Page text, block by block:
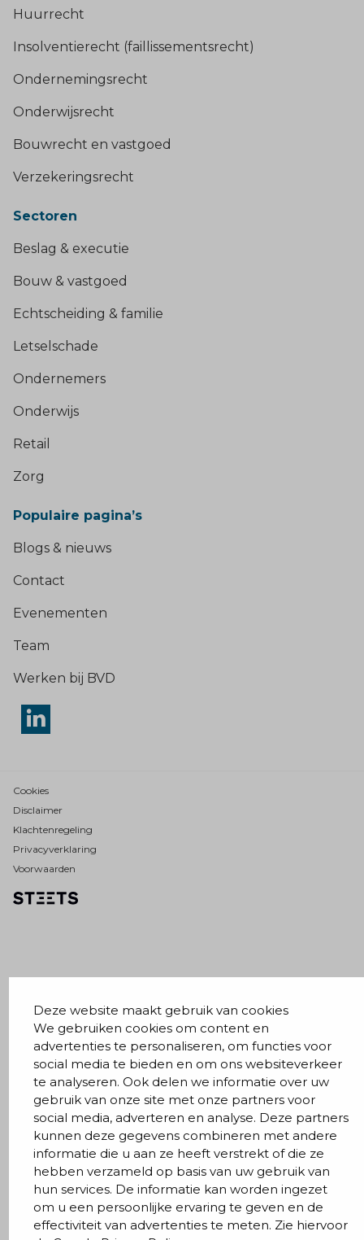
Deze website maakt gebruik van cookies
We gebruiken cookies om content en
advertenties te personaliseren, om functies voor
social media te bieden en om ons websiteverkeer
te analyseren. Ook delen we informatie over uw
gebruik van onze site met onze partners voor
social media, adverteren en analyse. Deze partners
kunnen deze gegevens combineren met andere
informatie die u aan ze heeft verstrekt of die ze
hebben verzameld op basis van uw gebruik van
hun services. De informatie kan worden ingezet
om u een persoonlijke ervaring te geven en de
effectiviteit van advertenties te meten. Zie hiervoor
Huurrecht
Insolventierecht (faillissementsrecht)
Ondernemingsrecht
Onderwijsrecht
Bouwrecht en vastgoed
Verzekeringsrecht
Sectoren
Beslag & executie
Bouw & vastgoed
Echtscheiding & familie
Letselschade
Ondernemers
Onderwijs
Retail
Zorg
Populaire pagina’s
Blogs & nieuws
Contact
Evenementen
Team
Werken bij BVD
Cookies
Disclaimer
Klachtenregeling
Privacyverklaring
Voorwaarden